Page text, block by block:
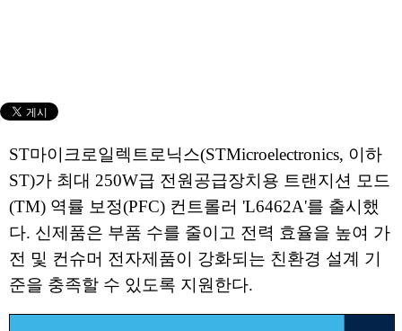
ST마이크로일렉트로닉스(STMicroelectronics, 이하
ST)가 최대 250W급 전원공급장치용 트랜지션 모드
(TM) 역률 보정(PFC) 컨트롤러 'L6462A'를 출시했
다. 신제품은 부품 수를 줄이고 전력 효율을 높여 가
전 및 컨슈머 전자제품이 강화되는 친환경 설계 기
준을 충족할 수 있도록 지원한다.